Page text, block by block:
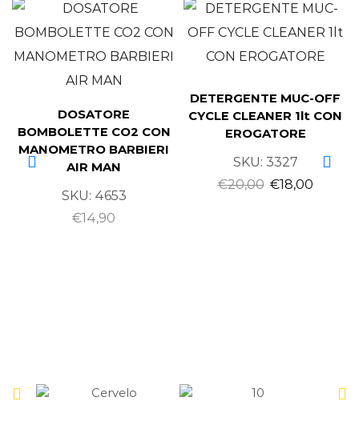
DOSATORE
BOMBOLETTE CO2 CON
MANOMETRO BARBIERI
AIR MAN
SKU: 4653
€14,90
DETERGENTE MUC-OFF
CYCLE CLEANER 1lt CON
EROGATORE
SKU: 3327
€20,00 €18,00